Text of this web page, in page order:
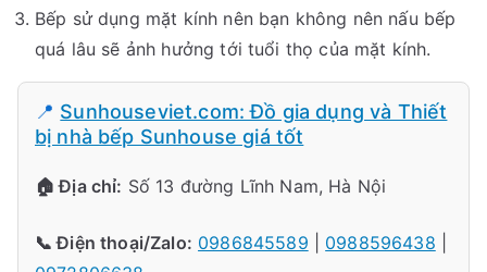
Bếp sử dụng mặt kính nên bạn không nên nấu bếp
quá lâu sẽ ảnh hưởng tới tuổi thọ của mặt kính.
📍 Sunhouseviet.com: Đồ gia dụng và Thiết
bị nhà bếp Sunhouse giá tốt
🏠 Địa chỉ: Số 13 đường Lĩnh Nam, Hà Nội
📞 Điện thoại/Zalo: 0986845589 0988596438